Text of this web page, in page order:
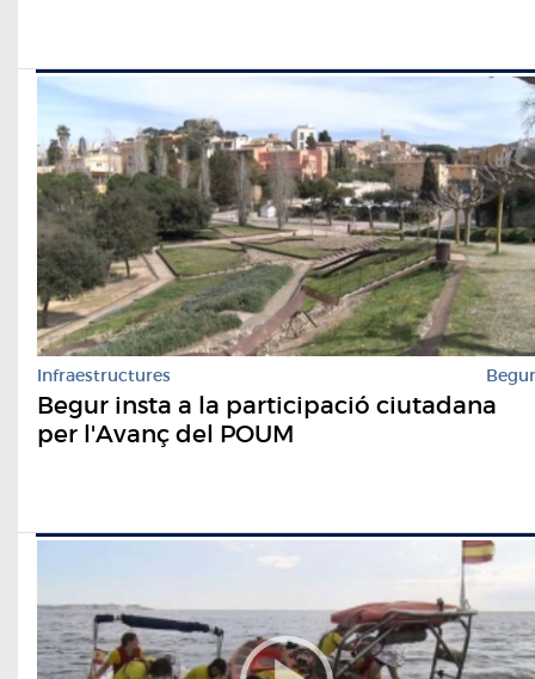
Infraestructures Begur
Begur insta a la participació ciutadana
per l'Avanç del POUM